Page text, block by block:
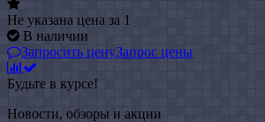
Не указана цена за 1
В наличии
Запросить ценуЗапрос цены
Будьте в курсе!
Новости, обзоры и акции